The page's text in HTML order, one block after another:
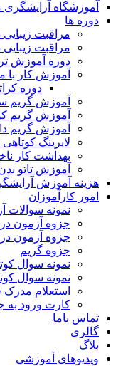
آموزشگاه آرایشگری
دوره ها
مراقبت زیبایی درجه 1 مردانه
مراقبت زیبایی درجه 2 مردانه
دوره آموزش
آموزش کار با
دوره
آموزش گریم
آموزش گریم
آموزش گریم
لایرینگ
بهداشت کار
آموزش تاتو
هزینه آموزش
امور کارآموزان
نمونه سوالات
جزوه آزمون
جزوه آزمون
جزوه گریم
نمونه سوال
نمونه سوال
استعلام
کارت ورود به
تماس باما
گالری
بلاگ
ویدیوهای آموزشی